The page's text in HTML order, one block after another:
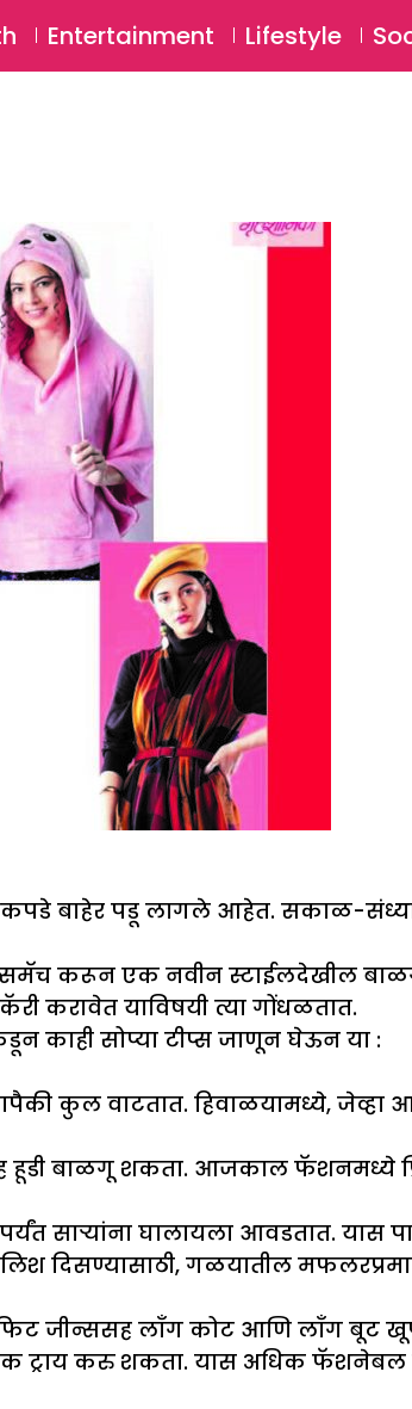
Entertainment Lifestyle
बाहेर पडू लागले आहेत. सकाळ-
करून एक नवीन स्टाईलदेखील
करावेत याविषयी त्या गोंधळतात.
काही सोप्या टीप्स जाणून घेऊन या :
कुल वाटतात. हिवाळयामध्ये, जेव्हा
हूडी बाळगू शकता. आजकाल फॅशनमध्ये
साऱ्यांना घालायला आवडतात. यास
दिसण्यासाठी, गळयातील
जीन्ससह लाँग कोट आणि लाँग बूट
ट्राय करु शकता. यास अधिक फॅशनेबल